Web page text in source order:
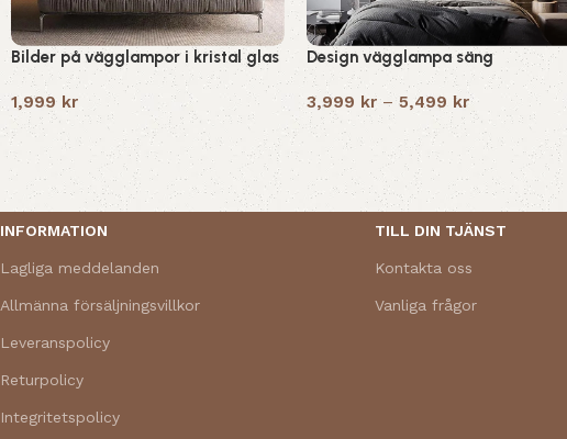
Bilder på vägglampor i kristal glas
1,999 kr
Design vägglampa säng
3,999 kr – 5,499 kr
Read More
INFORMATION
Lagliga meddelanden
Allmänna försäljningsvillkor
Leveranspolicy
Returpolicy
Integritetspolicy
TILL DIN TJÄNST
Kontakta oss
Vanliga frågor